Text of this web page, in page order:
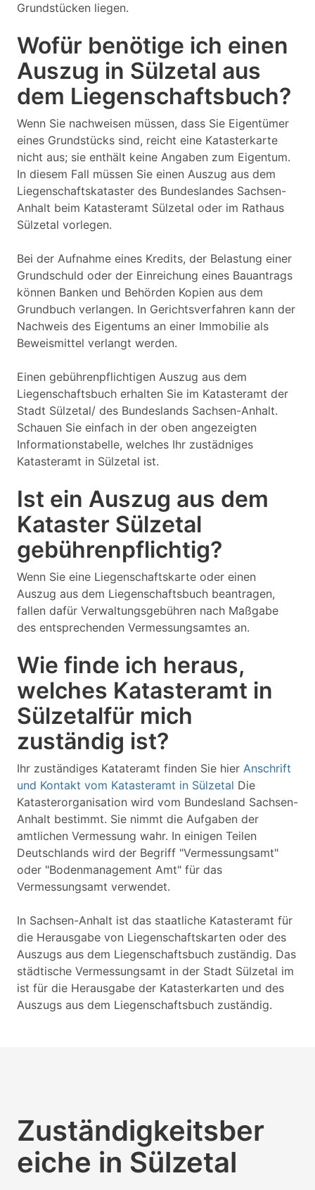
Grundstücken liegen.
Wofür benötige ich einen
Auszug in Sülzetal aus
dem Liegenschaftsbuch?
Wenn Sie nachweisen müssen, dass Sie Eigentümer
eines Grundstücks sind, reicht eine Katasterkarte
nicht aus; sie enthält keine Angaben zum Eigentum.
In diesem Fall müssen Sie einen Auszug aus dem
Liegenschaftskataster des Bundeslandes Sachsen-
Anhalt beim Katasteramt Sülzetal oder im Rathaus
Sülzetal vorlegen.
Bei der Aufnahme eines Kredits, der Belastung einer
Grundschuld oder der Einreichung eines Bauantrags
können Banken und Behörden Kopien aus dem
Grundbuch verlangen. In Gerichtsverfahren kann der
Nachweis des Eigentums an einer Immobilie als
Beweismittel verlangt werden.
Einen gebührenpflichtigen Auszug aus dem
Liegenschaftsbuch erhalten Sie im Katasteramt der
Stadt Sülzetal/ des Bundeslands Sachsen-Anhalt.
Schauen Sie einfach in der oben angezeigten
Informationstabelle, welches Ihr zustädniges
Katasteramt in Sülzetal ist.
Ist ein Auszug aus dem
Kataster Sülzetal
gebührenpflichtig?
Wenn Sie eine Liegenschaftskarte oder einen
Auszug aus dem Liegenschaftsbuch beantragen,
fallen dafür Verwaltungsgebühren nach Maßgabe
des entsprechenden Vermessungsamtes an.
Wie finde ich heraus,
welches Katasteramt in
Sülzetalfür mich
zuständig ist?
Ihr zuständiges Katateramt finden Sie hier Anschrift
und Kontakt vom Katasteramt in Sülzetal Die
Katasterorganisation wird vom Bundesland Sachsen-
Anhalt bestimmt. Sie nimmt die Aufgaben der
amtlichen Vermessung wahr. In einigen Teilen
Deutschlands wird der Begriff "Vermessungsamt"
oder "Bodenmanagement Amt" für das
Vermessungsamt verwendet.
In Sachsen-Anhalt ist das staatliche Katasteramt für
die Herausgabe von Liegenschaftskarten oder des
Auszugs aus dem Liegenschaftsbuch zuständig. Das
städtische Vermessungsamt in der Stadt Sülzetal im
ist für die Herausgabe der Katasterkarten und des
Auszugs aus dem Liegenschaftsbuch zuständig.
Zuständigkeitsber
eiche in Sülzetal